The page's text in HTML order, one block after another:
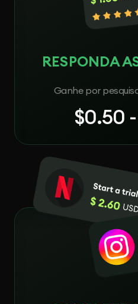
RESPONDA
Ganhe por
$0.50